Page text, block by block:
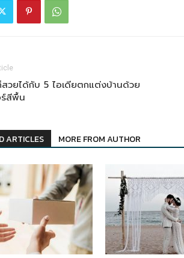
สวยได้กับ 5 ไอเดียตกแต่งบ้านด้วย
ร์สีพื้น
ARTICLES MORE FROM AUTHOR